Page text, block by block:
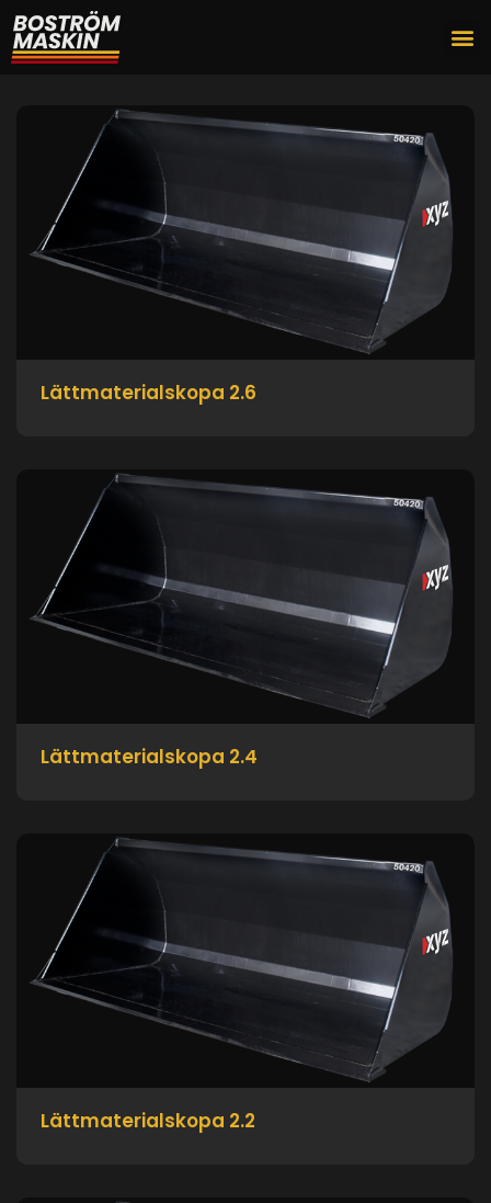
Lättmaterialskopa 2.6
Lättmaterialskopa 2.4
Lättmaterialskopa 2.2